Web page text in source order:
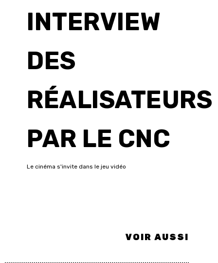
INTERVIEW
DES
RÉALISATEURS
PAR LE CNC
Le cinéma s'invite dans le jeu vidéo
VOIR AUSSI